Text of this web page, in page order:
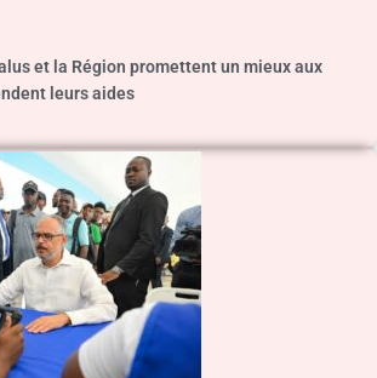
et la Région promettent un mieux aux
leurs aides